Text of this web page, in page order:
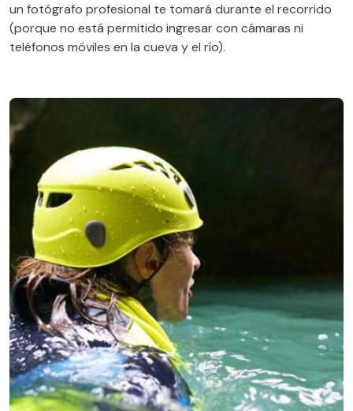
un fotógrafo profesional te tomará durante el recorrido
(porque no está permitido ingresar con cámaras ni
teléfonos móviles en la cueva y el río).